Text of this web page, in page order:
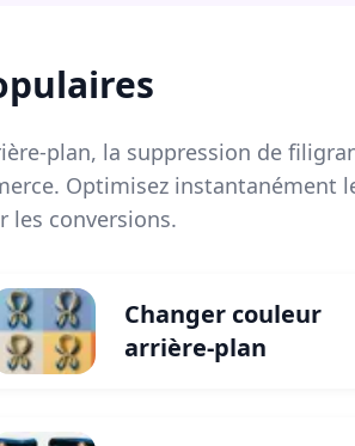
plan, la suppression de
Optimisez instantanément
les conversions.
Changer couleur
arrière-plan